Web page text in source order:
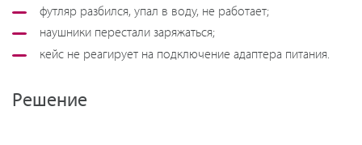
футляр разбился, упал в воду, не работает;
наушники перестали заряжаться;
кейс не реагирует на подключение адаптера питания.
Решение